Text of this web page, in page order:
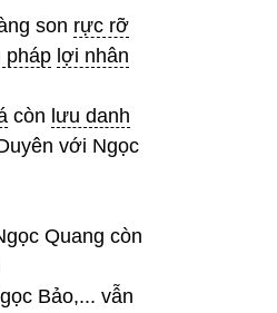
son rực rỡ
pháp lợi nhân
còn lưu danh
với Ngọc
Quang còn
Bảo,... vẫn